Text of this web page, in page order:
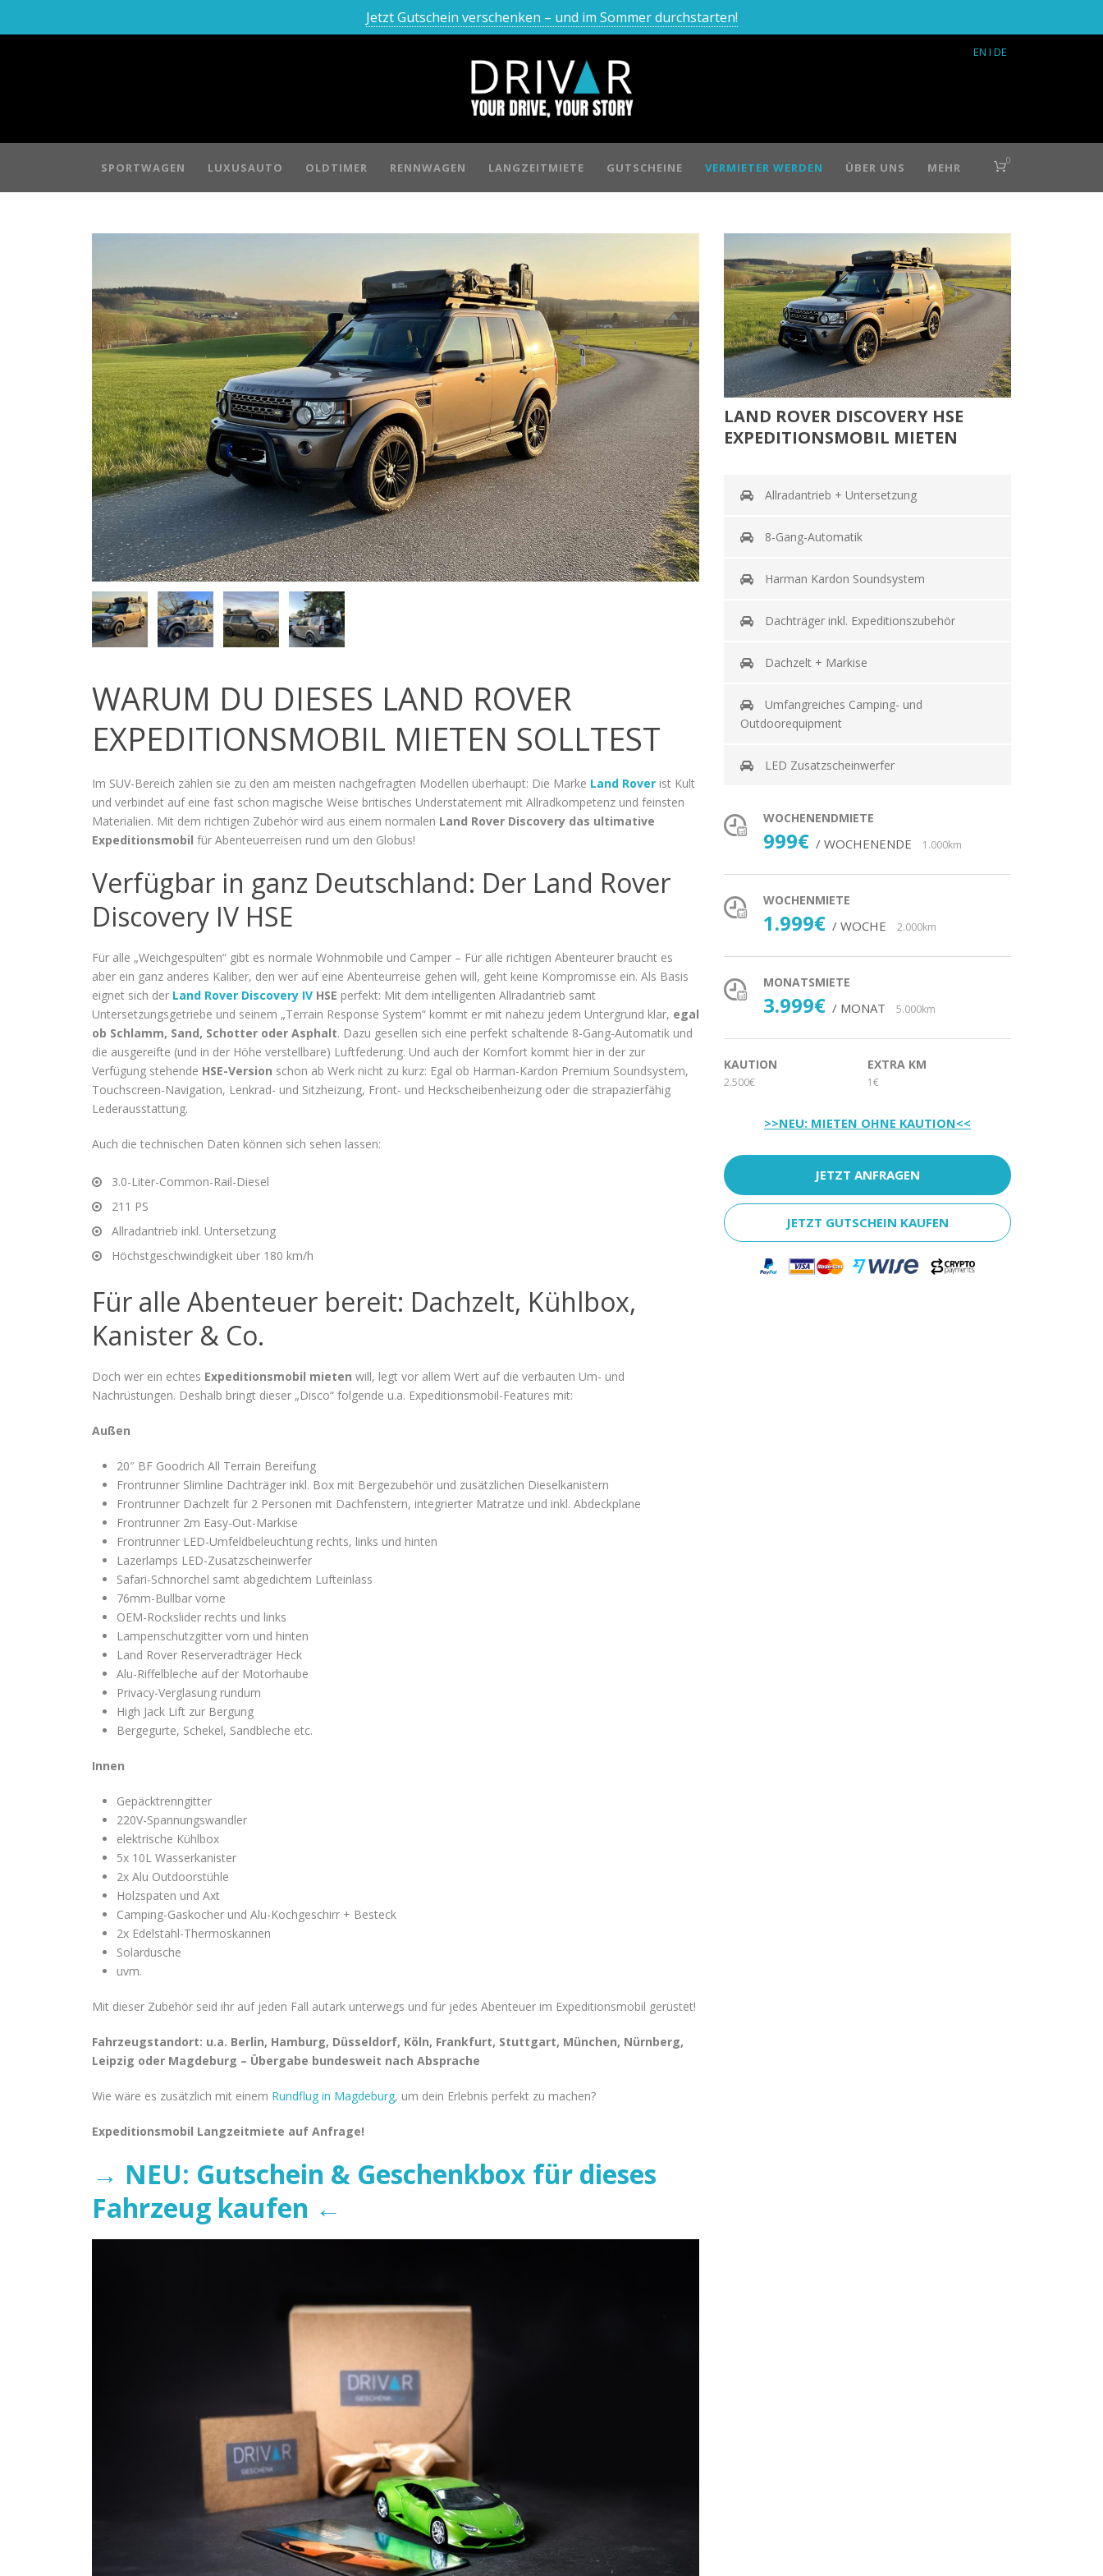
Jetzt Gutschein verschenken – und im Sommer durchstarten!
EN I DE
SPORTWAGEN LUXUSAUTO OLDTIMER RENNWAGEN LANGZEITMIETE GUTSCHEINE VERMIETER WERDEN ÜBER UNS MEHR 0
LAND ROVER DISCOVERY HSE
EXPEDITIONSMOBIL MIETEN
Allradantrieb + Untersetzung
8-Gang-Automatik
Harman Kardon Soundsystem
Dachträger inkl. Expeditionszubehör
Dachzelt + Markise
Umfangreiches Camping- und
Outdoorequipment
LED Zusatzscheinwerfer
WOCHENENDMIETE
999€ / WOCHENENDE 1.000km
WOCHENMIETE
1.999€ / WOCHE 2.000km
MONATSMIETE
3.999€ / MONAT 5.000km
KAUTION
2.500€
EXTRA KM
1€
>>NEU: MIETEN OHNE KAUTION<<
JETZT ANFRAGEN
JETZT GUTSCHEIN KAUFEN
WARUM DU DIESES LAND ROVER
EXPEDITIONSMOBIL MIETEN SOLLTEST
Im SUV-Bereich zählen sie zu den am meisten nachgefragten Modellen überhaupt: Die Marke Land Rover ist Kult
und verbindet auf eine fast schon magische Weise britisches Understatement mit Allradkompetenz und feinsten
Materialien. Mit dem richtigen Zubehör wird aus einem normalen Land Rover Discovery das ultimative
Expeditionsmobil für Abenteuerreisen rund um den Globus!
Verfügbar in ganz Deutschland: Der Land Rover
Discovery IV HSE
Für alle „Weichgespülten“ gibt es normale Wohnmobile und Camper – Für alle richtigen Abenteurer braucht es
aber ein ganz anderes Kaliber, den wer auf eine Abenteurreise gehen will, geht keine Kompromisse ein. Als Basis
eignet sich der Land Rover Discovery IV HSE perfekt: Mit dem intelligenten Allradantrieb samt
Untersetzungsgetriebe und seinem „Terrain Response System“ kommt er mit nahezu jedem Untergrund klar, egal
ob Schlamm, Sand, Schotter oder Asphalt. Dazu gesellen sich eine perfekt schaltende 8-Gang-Automatik und
die ausgereifte (und in der Höhe verstellbare) Luftfederung. Und auch der Komfort kommt hier in der zur
Verfügung stehende HSE-Version schon ab Werk nicht zu kurz: Egal ob Harman-Kardon Premium Soundsystem,
Touchscreen-Navigation, Lenkrad- und Sitzheizung, Front- und Heckscheibenheizung oder die strapazierfähig
Lederausstattung.
Auch die technischen Daten können sich sehen lassen:
3.0-Liter-Common-Rail-Diesel
211 PS
Allradantrieb inkl. Untersetzung
Höchstgeschwindigkeit über 180 km/h
Für alle Abenteuer bereit: Dachzelt, Kühlbox,
Kanister & Co.
Doch wer ein echtes Expeditionsmobil mieten will, legt vor allem Wert auf die verbauten Um- und
Nachrüstungen. Deshalb bringt dieser „Disco“ folgende u.a. Expeditionsmobil-Features mit:
Außen
20″ BF Goodrich All Terrain Bereifung
Frontrunner Slimline Dachträger inkl. Box mit Bergezubehör und zusätzlichen Dieselkanistern
Frontrunner Dachzelt für 2 Personen mit Dachfenstern, integrierter Matratze und inkl. Abdeckplane
Frontrunner 2m Easy-Out-Markise
Frontrunner LED-Umfeldbeleuchtung rechts, links und hinten
Lazerlamps LED-Zusatzscheinwerfer
Safari-Schnorchel samt abgedichtem Lufteinlass
76mm-Bullbar vorne
OEM-Rockslider rechts und links
Lampenschutzgitter vorn und hinten
Land Rover Reserveradträger Heck
Alu-Riffelbleche auf der Motorhaube
Privacy-Verglasung rundum
High Jack Lift zur Bergung
Bergegurte, Schekel, Sandbleche etc.
Innen
Gepäcktrenngitter
220V-Spannungswandler
elektrische Kühlbox
5x 10L Wasserkanister
2x Alu Outdoorstühle
Holzspaten und Axt
Camping-Gaskocher und Alu-Kochgeschirr + Besteck
2x Edelstahl-Thermoskannen
Solardusche
uvm.
Mit dieser Zubehör seid ihr auf jeden Fall autark unterwegs und für jedes Abenteuer im Expeditionsmobil gerüstet!
Fahrzeugstandort: u.a. Berlin, Hamburg, Düsseldorf, Köln, Frankfurt, Stuttgart, München, Nürnberg,
Leipzig oder Magdeburg – Übergabe bundesweit nach Absprache
Wie wäre es zusätzlich mit einem Rundflug in Magdeburg, um dein Erlebnis perfekt zu machen?
Expeditionsmobil Langzeitmiete auf Anfrage!
→ NEU: Gutschein & Geschenkbox für dieses
Fahrzeug kaufen ←